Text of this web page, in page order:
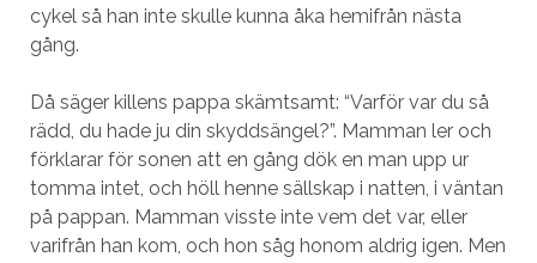
cykel så han inte skulle kunna åka hemifrån nästa
gång.
Då säger killens pappa skämtsamt: “Varför var du så
rädd, du hade ju din skyddsängel?”. Mamman ler och
förklarar för sonen att en gång dök en man upp ur
tomma intet, och höll henne sällskap i natten, i väntan
på pappan. Mamman visste inte vem det var, eller
varifrån han kom, och hon såg honom aldrig igen. Men